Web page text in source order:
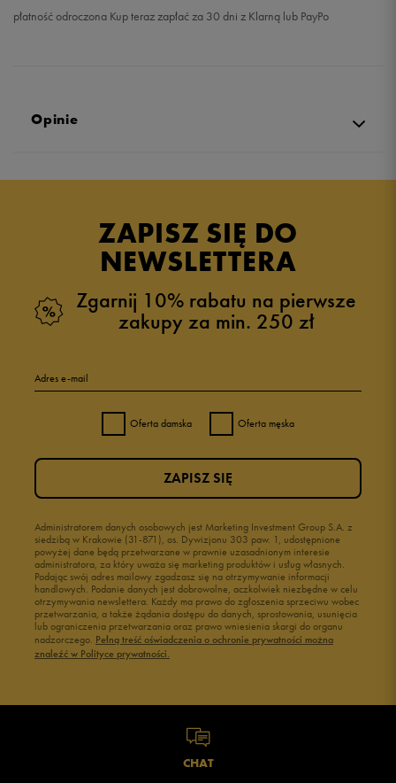
płatność odroczona Kup teraz zapłać za 30 dni z Klarną lub PayPo
Opinie
ZAPISZ SIĘ DO
NEWSLETTERA
Zgarnij 10% rabatu na pierwsze
zakupy za min. 250 zł
Adres e-mail
Oferta damska Oferta męska
Administratorem danych osobowych jest Marketing Investment Group S.A. z
siedzibą w Krakowie (31-871), os. Dywizjonu 303 paw. 1, udostępnione
powyżej dane będą przetwarzane w prawnie uzasadnionym interesie
administratora, za który uważa się marketing produktów i usług własnych.
Podając swój adres mailowy zgadzasz się na otrzymywanie informacji
handlowych. Podanie danych jest dobrowolne, aczkolwiek niezbędne w celu
otrzymywania newslettera. Każdy ma prawo do zgłoszenia sprzeciwu wobec
przetwarzania, a także żądania dostępu do danych, sprostowania, usunięcia
lub ograniczenia przetwarzania oraz prawo wniesienia skargi do organu
nadzorczego. Pełną treść oświadczenia o ochronie prywatności można
znaleźć w Polityce prywatności.
ZAPISZ SIĘ
CHAT